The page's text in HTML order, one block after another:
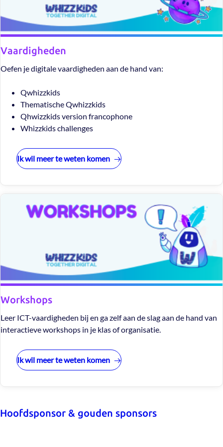
Vaardigheden
Oefen je digitale vaardigheden aan de hand van:
Qwhizzkids
Thematische Qwhizzkids
Qhwizzkids version francophone
Whizzkids challenges
Ik wil meer te weten komen
Workshops
Leer ICT-vaardigheden bij en ga zelf aan de slag aan de hand van
interactieve workshops in je klas of organisatie.
Ik wil meer te weten komen
Hoofdsponsor & gouden sponsors